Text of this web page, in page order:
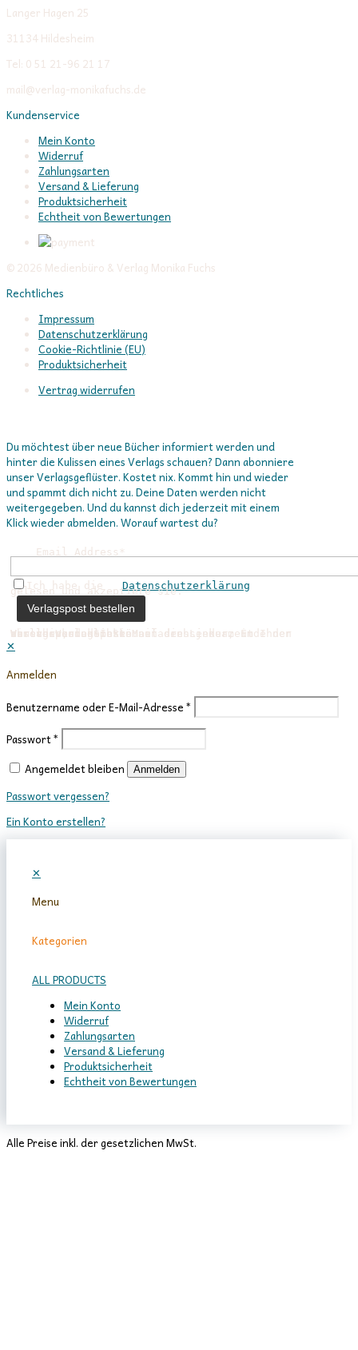
Langer Hagen 25
31134 Hildesheim
Tel: 0 51 21-96 21 17
mail@verlag-monikafuchs.de
Kundenservice
Mein Konto
Widerruf
Zahlungsarten
Versand & Lieferung
Produktsicherheit
Echtheit von Bewertungen
© 2026 Medienbüro & Verlag Monika Fuchs
Rechtliches
Impressum
Datenschutzerklärung
Cookie-Richtlinie (EU)
Produktsicherheit
Vertrag widerrufen
Du möchtest über neue Bücher informiert werden und
hinter die Kulissen eines Verlags schauen? Dann abonniere
unser Verlagsgeflüster. Kostet nix. Kommt hin und wieder
und spammt dich nicht zu. Deine Daten werden nicht
weitergegeben. Und du kannst dich jederzeit mit einem
Klick wieder abmelden. Worauf wartest du?
Email Address*
Ich habe die Datenschutzerklärung
gelesen und akzeptiere sie.
Wir verwenden Ihre Mailadresse nur, um Ihnen unsere Verlagspost 
zu schicken. Sie können sich jederzeit abmelden, indem Sie auf den Link am Ende der Verlagspost klicken.
✕
Anmelden
Benutzername oder E-Mail-Adresse*
Passwort*
Angemeldet bleiben
Anmelden
Passwort vergessen?
Ein Konto erstellen?
✕
Menu
Kategorien
ALL PRODUCTS
Mein Konto
Widerruf
Zahlungsarten
Versand & Lieferung
Produktsicherheit
Echtheit von Bewertungen
Alle Preise inkl. der gesetzlichen MwSt.